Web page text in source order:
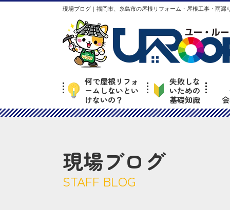
現場ブログ｜福岡市、糸島市の屋根リフォーム・屋根工事・雨
何で屋根リフォ
ームしないとい
けないの？
失敗しな
いための
基礎知識
現場ブログ
STAFF BLOG